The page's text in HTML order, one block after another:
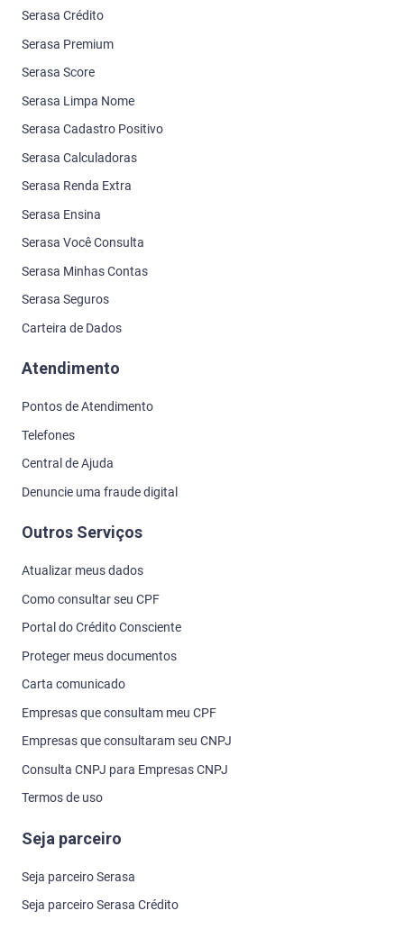
Serasa Crédito
Serasa Premium
Serasa Score
Serasa Limpa Nome
Serasa Cadastro Positivo
Serasa Calculadoras
Serasa Renda Extra
Serasa Ensina
Serasa Você Consulta
Serasa Minhas Contas
Serasa Seguros
Carteira de Dados
Atendimento
Pontos de Atendimento
Telefones
Central de Ajuda
Denuncie uma fraude digital
Outros Serviços
Atualizar meus dados
Como consultar seu CPF
Portal do Crédito Consciente
Proteger meus documentos
Carta comunicado
Empresas que consultam meu CPF
Empresas que consultaram seu CNPJ
Consulta CNPJ para Empresas CNPJ
Termos de uso
Seja parceiro
Seja parceiro Serasa
Seja parceiro Serasa Crédito